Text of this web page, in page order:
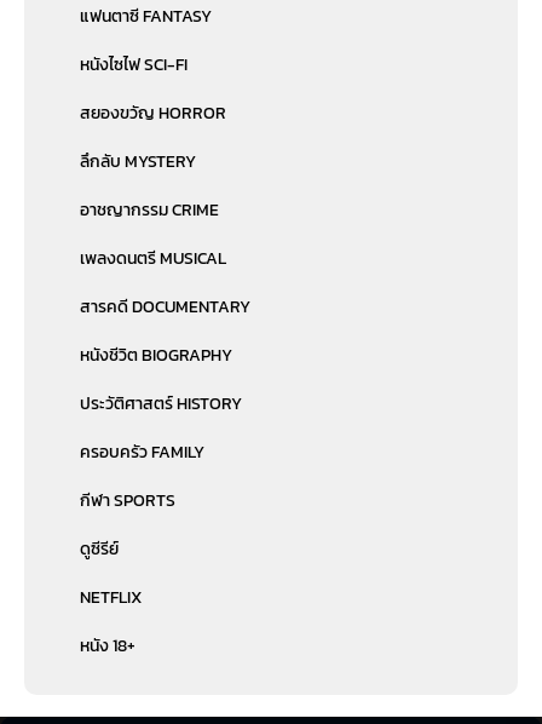
แฟนตาซี FANTASY
หนังไซไฟ SCI-FI
สยองขวัญ HORROR
ลึกลับ MYSTERY
อาชญากรรม CRIME
เพลงดนตรี MUSICAL
สารคดี DOCUMENTARY
หนังชีวิต BIOGRAPHY
ประวัติศาสตร์ HISTORY
ครอบครัว FAMILY
กีฬา SPORTS
ดูซีรีย์
NETFLIX
หนัง 18+